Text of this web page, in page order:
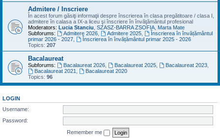
Admitere / Inscriere
În acest forum găsiţi informaţii despre înscrierea în clasa pregătitoare / clasa I,
admitere în calasa a IX-a liceu şi înscriere în învăţământul profesional
Moderators: Lucia Stanciu SZASZ-BARRA ZSOFIA Marta Mate
Subforums:
Admitere 2026, Admitere 2025,
Înscrierea în învățământul
primar 2026 - 2027
Înscrierea în învățământul primar 2025 - 2026
Topics: 207
Bacalaureat
Subforums: Bacalaureat 2026, Bacalaureat 2025, Bacalaureat 2023,
Bacalaureat 2021
Bacalaureat 2020
Topics: 96
LOGIN
Username:
Password:
Remember me